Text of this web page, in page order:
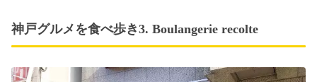
神戸グルメを食べ歩き3. Boulangerie recolte